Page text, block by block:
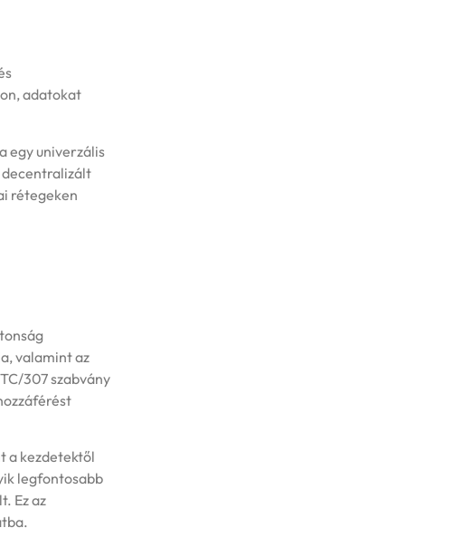
adatokat
egy univerzális
decentralizált
rétegeken
valamint az
307 szabvány
a kezdetektől
legfontosabb
Ez az